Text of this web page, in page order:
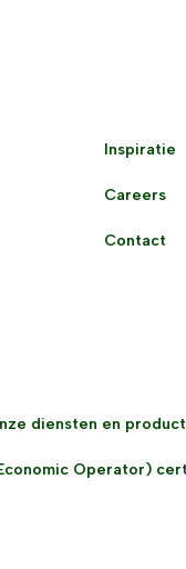
Inspiratie
Careers
Contact
diensten en
Operator)